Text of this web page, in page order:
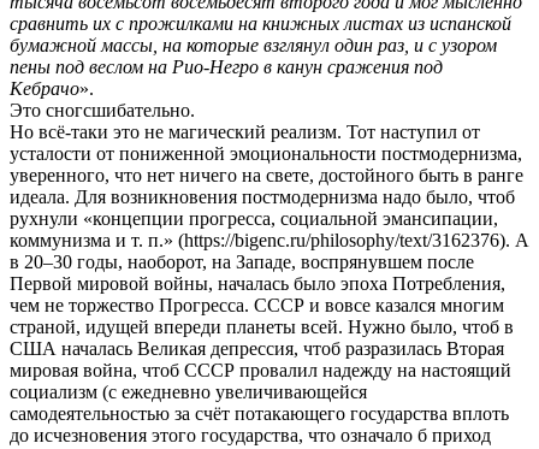
сравнить их с прожилками на книжных листах из испанской
бумажной массы, на которые взглянул один раз, и с узором
пены под веслом на Рио-Негро в канун сражения под
Кебрачо».
Это сногсшибательно.
Но всё-таки это не магический реализм. Тот наступил от
усталости от пониженной эмоциональности постмодернизма,
уверенного, что нет ничего на свете, достойного быть в ранге
идеала. Для возникновения постмодернизма надо было, чтоб
рухнули «концепции прогресса, социальной эмансипации,
коммунизма и т. п.» (https://bigenc.ru/philosophy/text/3162376). А
в 20–30 годы, наоборот, на Западе, воспрянувшем после
Первой мировой войны, началась было эпоха Потребления,
чем не торжество Прогресса. СССР и вовсе казался многим
страной, идущей впереди планеты всей. Нужно было, чтоб в
США началась Великая депрессия, чтоб разразилась Вторая
мировая война, чтоб СССР провалил надежду на настоящий
социализм (с ежедневно увеличивающейся
самодеятельностью за счёт потакающего государства вплоть
до исчезновения этого государства, что означало б приход